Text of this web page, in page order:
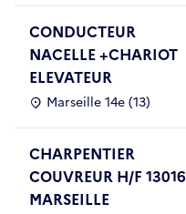
CONDUCTEUR
NACELLE +CHARIOT
ELEVATEUR
Marseille 14e (13)
CHARPENTIER
COUVREUR H/F 13016
MARSEILLE